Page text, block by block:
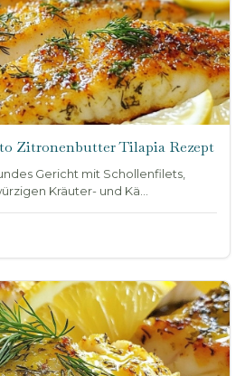
Zitronenbutter Tilapia Rezept
Gericht mit Schollenfilets,
Kräuter- und Kä...